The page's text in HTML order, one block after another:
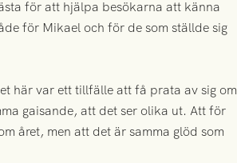
för att hjälpa besökarna att känna
för Mikael och för de som ställde sig
här var ett tillfälle att få prata av sig om
gaisande, att det ser olika ut. Att för
året, men att det är samma glöd som